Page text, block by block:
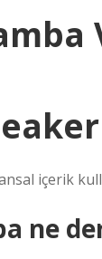
içerik
ne